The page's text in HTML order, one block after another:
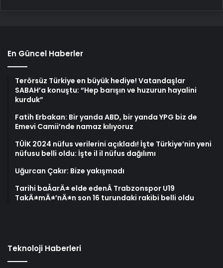
En Güncel Haberler
Terörsüz Türkiye en büyük hediye! Vatandaşlar
SABAH’a konuştu: “Hep barışın ve huzurun hayalini
kurduk”
Fatih Erbakan: Bir yanda ABD, bir yanda YPG biz de
Emevi Camii’nde namaz kılıyoruz
TÜİK 2024 nüfus verilerini açıkladı! İşte Türkiye’nin yeni
nüfusu belli oldu: İşte il il nüfus dağılımı
Uğurcan Çakır: Bize yakışmadı
Tarihi baÅarÄ± elde edenÂ Trabzonspor U19
TakÄ±mÄ±’nÄ±n son 16 turundaki rakibi belli oldu
Teknoloji Haberleri